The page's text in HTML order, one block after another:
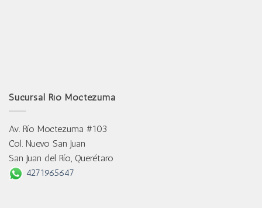
Sucursal Río Moctezuma
Av. Río Moctezuma #103
Col. Nuevo San Juan
San Juan del Río, Querétaro
4271965647